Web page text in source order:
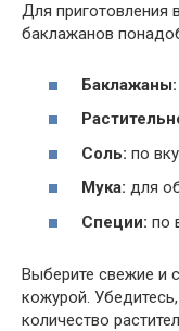
Для приготовления
баклажанов
Баклажаны:
Соль: по
Мука: для
Специи: по
Выберите свежие и
кожурой.
количество